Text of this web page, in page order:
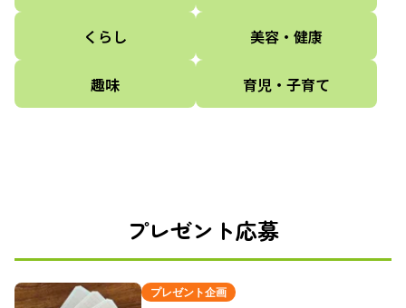
くらし 美容・健康
趣味 育児・子育て
プレゼント応募
プレゼント企画